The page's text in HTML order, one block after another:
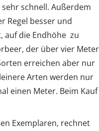
schnell. Außerdem
Regel besser und
auf die Endhöhe zu
der über vier Meter
erreichen aber nur
Arten werden nur
einen Meter. Beim Kauf
Exemplaren, rechnet